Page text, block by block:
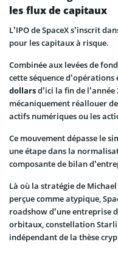
les flux de capitaux
L’IPO de SpaceX s’inscrit
pour les capitaux à risque.
Combinée aux levées de
cette séquence d’opérations
dollarsd’ici la fin de
mécaniquement réallouer
actifs numériques ou les
Ce mouvement dépasse le
une étape dans la
composante de bilan
Là où la stratégie de
perçue comme atypique,
roadshow d’une entreprise
orbitaux, constellation
indépendant de la thèse